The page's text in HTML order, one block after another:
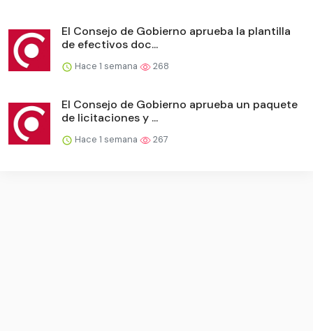
El Consejo de Gobierno aprueba la plantilla
de efectivos doc...
Hace 1 semana 268
El Consejo de Gobierno aprueba un paquete
de licitaciones y ...
Hace 1 semana 267